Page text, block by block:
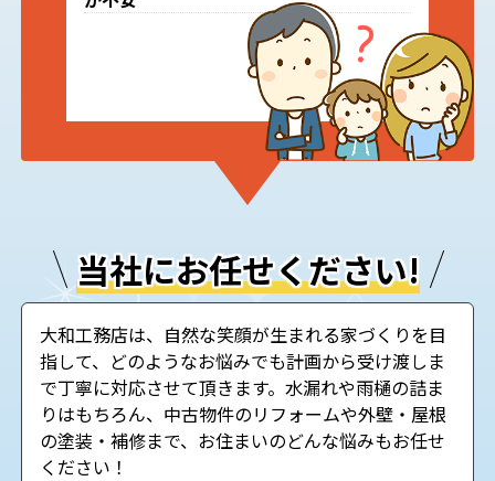
当社にお任せください!
大和工務店は、自然な笑顔が生まれる家づくりを目
指して、どのようなお悩みでも計画から受け渡しま
で丁寧に対応させて頂きます。水漏れや雨樋の詰ま
りはもちろん、中古物件のリフォームや外壁・屋根
の塗装・補修まで、お住まいのどんな悩みもお任せ
ください！